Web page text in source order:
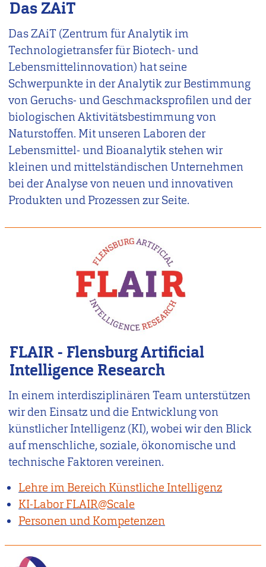
Das ZAiT
Das ZAiT (Zentrum für Analytik im
Technologietransfer für Biotech- und
Lebensmittelinnovation) hat seine
Schwerpunkte in der Analytik zur Bestimmung
von Geruchs- und Geschmacksprofilen und der
biologischen Aktivitätsbestimmung von
Naturstoffen. Mit unseren Laboren der
Lebensmittel- und Bioanalytik stehen wir
kleinen und mittelständischen Unternehmen
bei der Analyse von neuen und innovativen
Produkten und Prozessen zur Seite.
FLAIR - Flensburg Artificial
Intelligence Research
In einem interdisziplinären Team unterstützen
wir den Einsatz und die Entwicklung von
künstlicher Intelligenz (KI), wobei wir den Blick
auf menschliche, soziale, ökonomische und
technische Faktoren vereinen.
Lehre im Bereich Künstliche Intelligenz
KI-Labor FLAIR@Scale
Personen und Kompetenzen